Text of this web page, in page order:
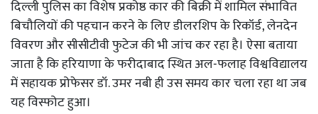
दिल्ली पुलिस का विशेष प्रकोष्ठ कार की बिक्री में शामिल संभावित
बिचौलियों की पहचान करने के लिए डीलरशिप के रिकॉर्ड, लेनदेन
विवरण और सीसीटीवी फुटेज की भी जांच कर रहा है। ऐसा बताया
जाता है कि हरियाणा के फरीदाबाद स्थित अल-फलाह विश्वविद्यालय
में सहायक प्रोफेसर डॉ. उमर नबी ही उस समय कार चला रहा था जब
यह विस्फोट हुआ।